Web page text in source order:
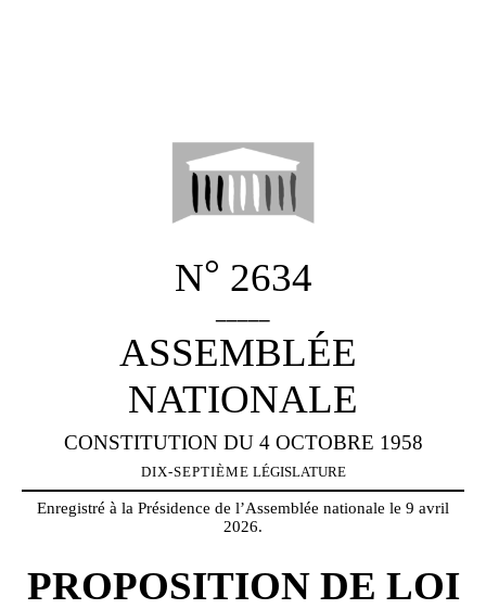
N° 2634
ASSEMBLÉE
NATIONALE
CONSTITUTION DU 4 OCTOBRE 1958
DIX-SEPTIÈME LÉGISLATURE
Enregistré à la Présidence de l’Assemblée nationale le 9 avril
2026.
PROPOSITION DE LOI